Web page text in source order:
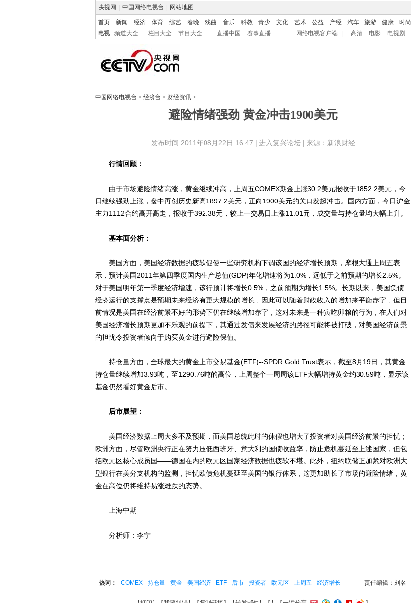
央视网 中国网络电视台 网站地图
首页 新闻 经济 体育 综艺 春晚 戏曲 音乐 科教 青少 文化 艺术 公益 产经 汽车 旅游 健康 时尚
电视
频道大全 栏目大全 节目大全 直播中国 赛事直播 网络电视客户端 高清 电影 电视剧
中国网络电视台 > 经济台 > 财经资讯 >
避险情绪强劲 黄金冲击1900美元
发布时间:2011年08月22日 16:47 | 进入复兴论坛| 来源：新浪财经
行情回顾：
由于市场避险情绪高涨，黄金继续冲高，上周五COMEX期金上涨30.2美元报收于1852.2美元，今
日继续强劲上涨，盘中再创历史新高1897.2美元，正向1900美元的关口发起冲击。国内方面，今日沪金
主力1112合约高开高走，报收于392.38元，较上一交易日上涨11.01元，成交量与持仓量均大幅上升。
基本面分析：
美国方面，美国经济数据的疲软促使一些研究机构下调该国的经济增长预期，摩根大通上周五表
示，预计美国2011年第四季度国内生产总值(GDP)年化增速将为1.0%，远低于之前预期的增长2.5%。
对于美国明年第一季度经济增速，该行预计将增长0.5%，之前预期为增长1.5%。长期以来，美国负债
经济运行的支撑点是预期未来经济有更大规模的增长，因此可以随着财政收入的增加来平衡赤字，但目
前情况是美国在经济前景不好的形势下仍在继续增加赤字，这对未来是一种寅吃卯粮的行为，在人们对
美国经济增长预期更加不乐观的前提下，其通过发债来发展经济的路径可能将被打破，对美国经济前景
的担忧令投资者倾向于购买黄金进行避险保值。
持仓量方面，全球最大的黄金上市交易基金(ETF)--SPDR Gold Trust表示，截至8月19日，其黄金
持仓量继续增加3.93吨，至1290.76吨的高位，上周整个一周周该ETF大幅增持黄金约30.59吨，显示该
基金仍然看好黄金后市。
后市展望：
美国经济数据上周大多不及预期，而美国总统此时的休假也增大了投资者对美国经济前景的担忧；
欧洲方面，尽管欧洲央行正在努力压低西班牙、意大利的国债收益率，防止危机蔓延至上述国家，但包
括欧元区核心成员国——德国在内的欧元区国家经济数据也疲软不堪。此外，纽约联储正加紧对欧洲大
型银行在美分支机构的监测，担忧欧债危机蔓延至美国的银行体系，这更加助长了市场的避险情绪，黄
金在高位仍将维持易涨难跌的态势。
上海中期
分析师：李宁
责任编辑：刘名
热词： COMEX 持仓量 黄金 美国经济 ETF 后市 投资者 欧元区 上周五 经济增长